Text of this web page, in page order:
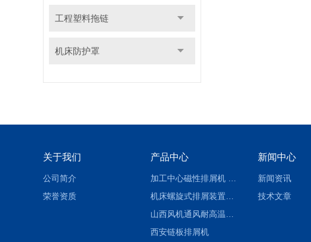
工程塑料拖链
机床防护罩
关于我们
公司简介
荣誉资质
产品中心
西安链板排屑机
新闻中心
新闻资讯
技术文章